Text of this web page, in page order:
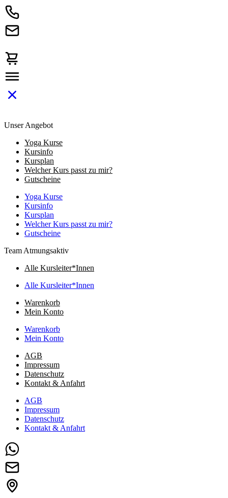
Unser Angebot
Yoga Kurse
Kursinfo
Kursplan
Welcher Kurs passt zu mir?
Gutscheine
Yoga Kurse
Kursinfo
Kursplan
Welcher Kurs passt zu mir?
Gutscheine
Team Atmungsaktiv
Alle Kursleiter*Innen
Alle Kursleiter*Innen
Warenkorb
Mein Konto
Warenkorb
Mein Konto
AGB
Impressum
Datenschutz
Kontakt & Anfahrt
AGB
Impressum
Datenschutz
Kontakt & Anfahrt